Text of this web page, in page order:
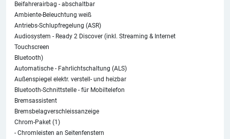
Beifahrerairbag - abschaltbar
Ambiente-Beleuchtung weiß
Antriebs-Schlupfregelung (ASR)
Audiosystem - Ready 2 Discover (inkl. Streaming & Internet
Touchscreen
Bluetooth)
Automatische - Fahrlichtschaltung (ALS)
Außenspiegel elektr. verstell- und heizbar
Bluetooth-Schnittstelle - für Mobiltelefon
Bremsassistent
Bremsbelagverschleissanzeige
Chrom-Paket (1)
- Chromleisten an Seitenfenstern